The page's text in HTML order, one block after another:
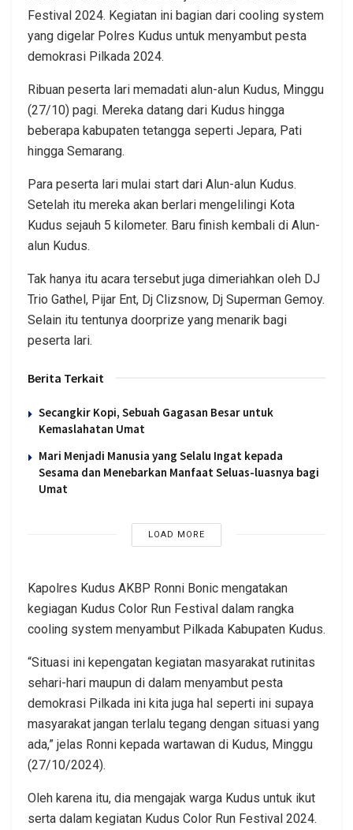
Festival 2024. Kegiatan ini bagian dari cooling system
yang digelar Polres Kudus untuk menyambut pesta
demokrasi Pilkada 2024.
Ribuan peserta lari memadati alun-alun Kudus, Minggu
(27/10) pagi. Mereka datang dari Kudus hingga
beberapa kabupaten tetangga seperti Jepara, Pati
hingga Semarang.
Para peserta lari mulai start dari Alun-alun Kudus.
Setelah itu mereka akan berlari mengelilingi Kota
Kudus sejauh 5 kilometer. Baru finish kembali di Alun-
alun Kudus.
Tak hanya itu acara tersebut juga dimeriahkan oleh DJ
Trio Gathel, Pijar Ent, Dj Clizsnow, Dj Superman Gemoy.
Selain itu tentunya doorprize yang menarik bagi
peserta lari.
Berita Terkait
Secangkir Kopi, Sebuah Gagasan Besar untuk
Kemaslahatan Umat
Mari Menjadi Manusia yang Selalu Ingat kepada
Sesama dan Menebarkan Manfaat Seluas-luasnya bagi
Umat
LOAD MORE
Kapolres Kudus AKBP Ronni Bonic mengatakan
kegiagan Kudus Color Run Festival dalam rangka
cooling system menyambut Pilkada Kabupaten Kudus.
“Situasi ini kepengatan kegiatan masyarakat rutinitas
sehari-hari maupun di dalam menyambut pesta
demokrasi Pilkada ini kita juga hal seperti ini supaya
masyarakat jangan terlalu tegang dengan situasi yang
ada,” jelas Ronni kepada wartawan di Kudus, Minggu
(27/10/2024).
Oleh karena itu, dia mengajak warga Kudus untuk ikut
serta dalam kegiatan Kudus Color Run Festival 2024.